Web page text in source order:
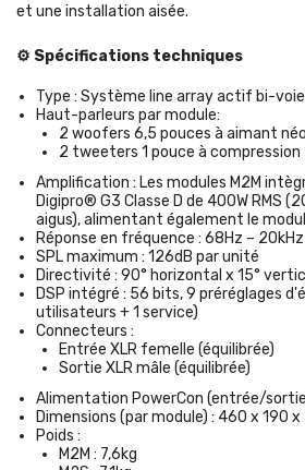
et une installation aisée.
⚙️ Spécifications techniques
Type : Système line array actif bi-
Haut-parleurs par module:
2 woofers 6,5 pouces à aimant
2 tweeters 1 pouce à compression
Amplification : Les modules M2M
Digipro® G3 Classe D de 400W RMS
aigus), alimentant également le
Réponse en fréquence : 68Hz –
SPL maximum : 126dB par unité
Directivité : 90° horizontal x 15°
DSP intégré : 56 bits, 9 préréglages
utilisateurs + 1 service)
Connecteurs :
Entrée XLR femelle (équilibrée)
Sortie XLR mâle (équilibrée)
Alimentation PowerCon (entrée/
Dimensions (par module) : 460 x 190
Poids :
M2M : 7,6kg